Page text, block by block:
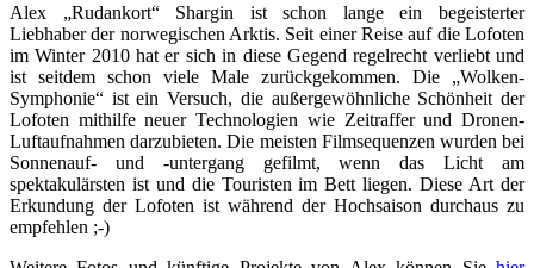
Alex „Rudankort“ Shargin ist schon lange ein begeisterter
Liebhaber der norwegischen Arktis. Seit einer Reise auf die Lofoten
im Winter 2010 hat er sich in diese Gegend regelrecht verliebt und
ist seitdem schon viele Male zurückgekommen. Die „Wolken-
Symphonie“ ist ein Versuch, die außergewöhnliche Schönheit der
Lofoten mithilfe neuer Technologien wie Zeitraffer und Dronen-
Luftaufnahmen darzubieten. Die meisten Filmsequenzen wurden bei
Sonnenauf- und -untergang gefilmt, wenn das Licht am
spektakulärsten ist und die Touristen im Bett liegen. Diese Art der
Erkundung der Lofoten ist während der Hochsaison durchaus zu
empfehlen ;-)